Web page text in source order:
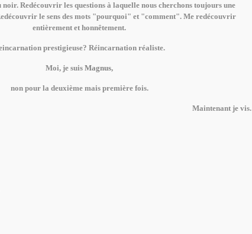
Redécouvrir les questions à laquelle nous cherchons toujours une
le sens des mots "pourquoi" et "comment". Me redécouvrir
entièrement et honnêtement.
prestigieuse? Réincarnation réaliste.
Moi, je suis Magnus,
non pour la deuxième mais première fois.
Maintenant je vis.